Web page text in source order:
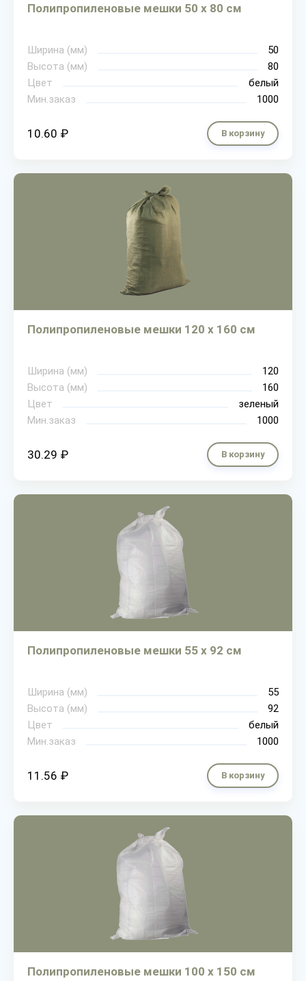
Полипропиленовые мешки 50 х 80 см
Ширина (мм)
50
Высота (мм)
80
Цвет
белый
Мин.заказ
1000
10.60 ₽ В корзину
Полипропиленовые мешки 120 х 160 см
Ширина (мм)
120
Высота (мм)
160
Цвет
зеленый
Мин.заказ
1000
30.29 ₽ В корзину
Полипропиленовые мешки 55 х 92 см
Ширина (мм)
55
Высота (мм)
92
Цвет
белый
Мин.заказ
1000
11.56 ₽ В корзину
Полипропиленовые мешки 100 х 150 см